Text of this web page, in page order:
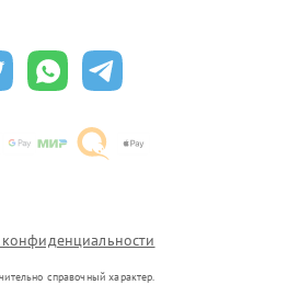
справочный характер.